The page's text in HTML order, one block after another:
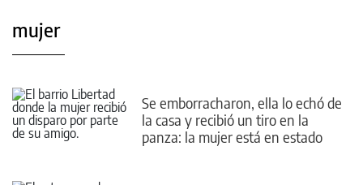
mujer
Se emborracharon, ella lo echó de
la casa y recibió un tiro en la
panza: la mujer está en estado